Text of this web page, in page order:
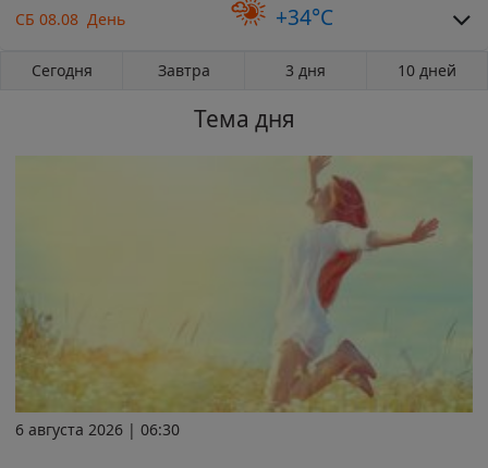
СБ 08.08 День +34°C
Сегодня Завтра 3 дня 10 дней
Тема дня
6 августа 2026 | 06:30